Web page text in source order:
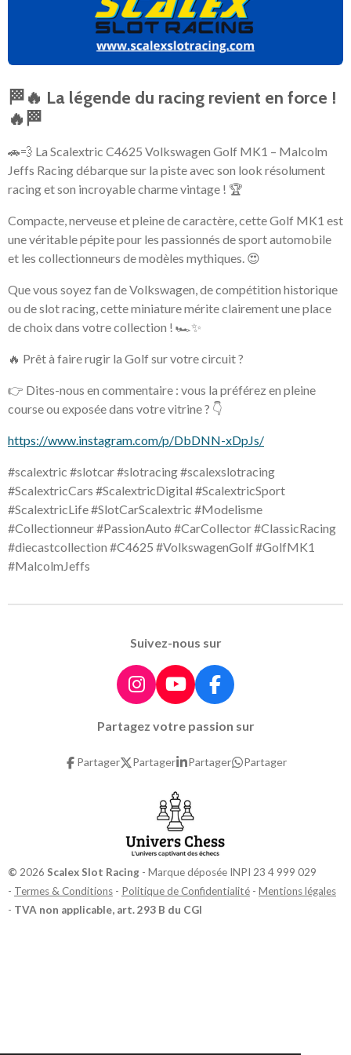
🏁🔥 La légende du racing revient en force !
🔥🏁
🚗💨 La Scalextric C4625 Volkswagen Golf MK1 – Malcolm
Jeffs Racing débarque sur la piste avec son look résolument
racing et son incroyable charme vintage ! 🏆
Compacte, nerveuse et pleine de caractère, cette Golf MK1 est
une véritable pépite pour les passionnés de sport automobile
et les collectionneurs de modèles mythiques. 😍
Que vous soyez fan de Volkswagen, de compétition historique
ou de slot racing, cette miniature mérite clairement une place
de choix dans votre collection ! 🏎️✨
🔥 Prêt à faire rugir la Golf sur votre circuit ?
👉 Dites-nous en commentaire : vous la préférez en pleine
course ou exposée dans votre vitrine ? 👇
https://www.instagram.com/p/DbDNN-xDpJs/
#scalextric #slotcar #slotracing #scalexslotracing
#ScalextricCars #ScalextricDigital #ScalextricSport
#ScalextricLife #SlotCarScalextric #Modelisme
#Collectionneur #PassionAuto #CarCollector #ClassicRacing
#diecastcollection #C4625 #VolkswagenGolf #GolfMK1
#MalcolmJeffs
Suivez-nous sur
I
s
a
m
Y
u
u
b
e
F
c
b
Partagez votre passion sur
Partager Partager Partager Partager
© 2026 Scalex Slot Racing - Marque déposée INPI 23 4 999 029
- Termes & Conditions - Politique de Confidentialité - Mentions légales
- TVA non applicable, art. 293 B du CGI